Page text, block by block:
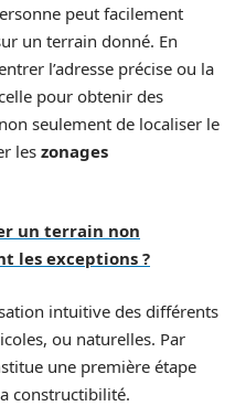
peut facilement
un terrain donné. En
l’adresse précise ou la
pour obtenir des
seulement de localiser le
les zonages
un terrain non
les exceptions ?
intuitive des différents
ou naturelles. Par
une première étape
constructibilité.